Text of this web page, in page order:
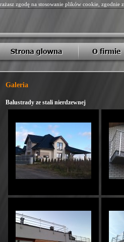
zgodę na stosowanie plików cookie, zgodnie
Galeria
Balustrady ze stali nierdzewnej